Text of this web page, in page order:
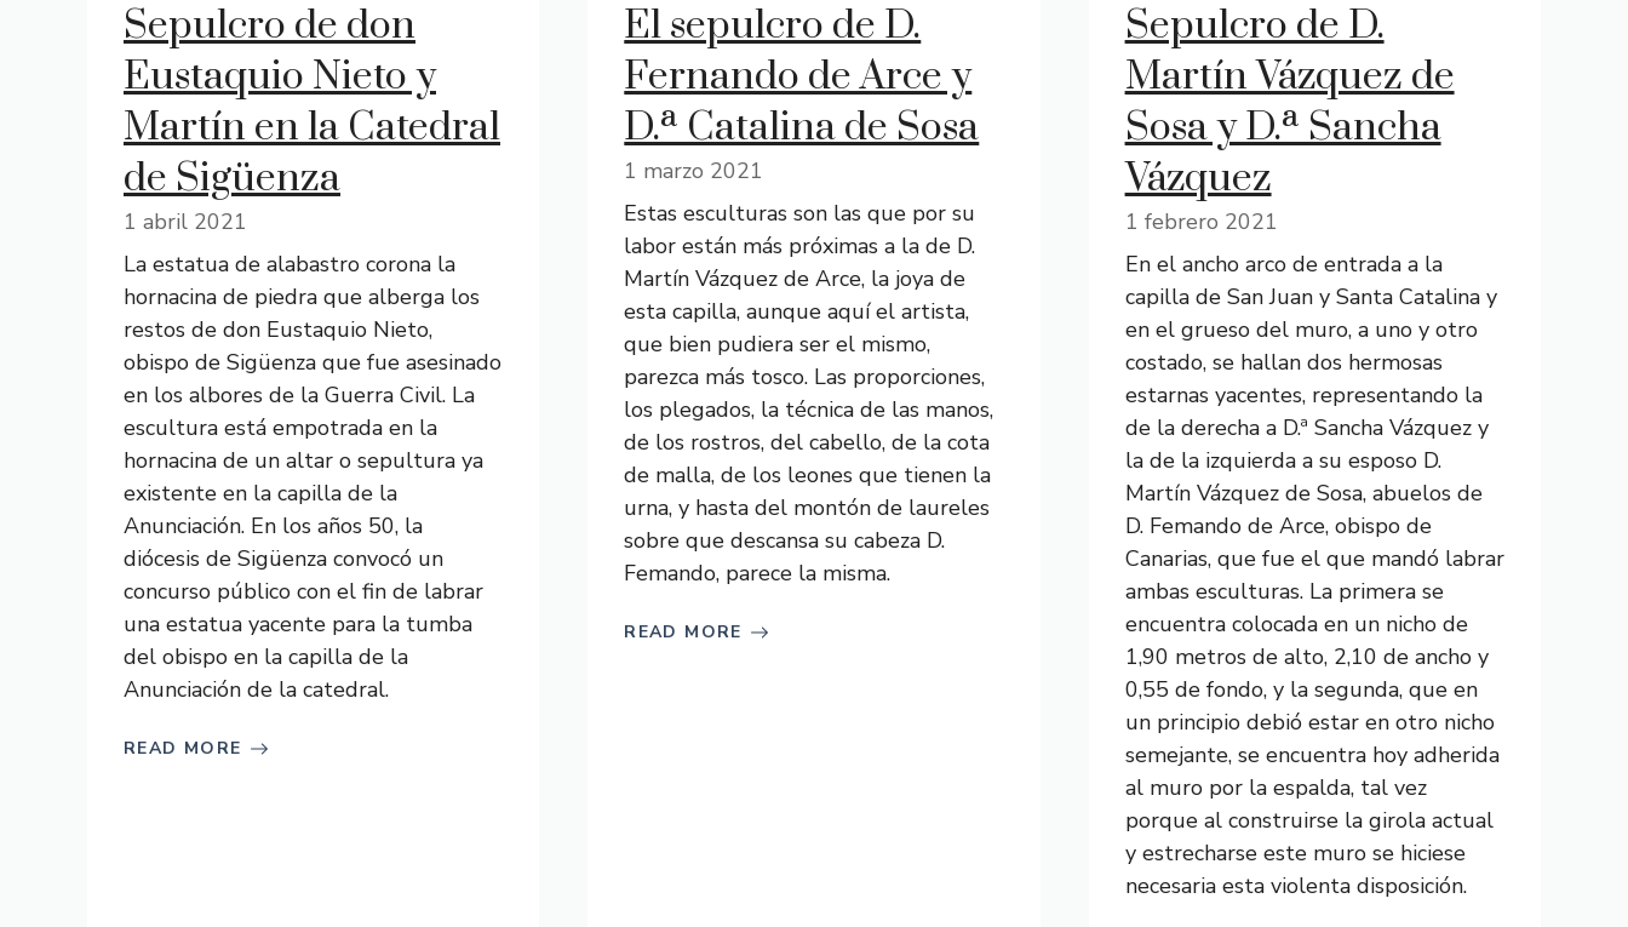
Sepulcro de don
Eustaquio Nieto y
Martín en la Catedral
de Sigüenza
1 abril 2021
La estatua de alabastro corona la
hornacina de piedra que alberga los
restos de don Eustaquio Nieto,
obispo de Sigüenza que fue asesinado
en los albores de la Guerra Civil. La
escultura está empotrada en la
hornacina de un altar o sepultura ya
existente en la capilla de la
Anunciación. En los años 50, la
diócesis de Sigüenza convocó un
concurso público con el fin de labrar
una estatua yacente para la tumba
del obispo en la capilla de la
Anunciación de la catedral.
READ MORE
El sepulcro de D.
Fernando de Arce y
D.ª Catalina de Sosa
1 marzo 2021
Estas esculturas son las que por su
labor están más próximas a la de D.
Martín Vázquez de Arce, la joya de
esta capilla, aunque aquí el artista,
que bien pudiera ser el mismo,
parezca más tosco. Las proporciones,
los plegados, la técnica de las manos,
de los rostros, del cabello, de la cota
de malla, de los leones que tienen la
urna, y hasta del montón de laureles
sobre que descansa su cabeza D.
Femando, parece la misma.
READ MORE
Sepulcro de D.
Martín Vázquez de
Sosa y D.ª Sancha
Vázquez
1 febrero 2021
En el ancho arco de entrada a la
capilla de San Juan y Santa Catalina y
en el grueso del muro, a uno y otro
costado, se hallan dos hermosas
estarnas yacentes, representando la
de la derecha a D.ª Sancha Vázquez y
la de la izquierda a su esposo D.
Martín Vázquez de Sosa, abuelos de
D. Femando de Arce, obispo de
Canarias, que fue el que mandó labrar
ambas esculturas. La primera se
encuentra colocada en un nicho de
1,90 metros de alto, 2,10 de ancho y
0,55 de fondo, y la segunda, que en
un principio debió estar en otro nicho
semejante, se encuentra hoy adherida
al muro por la espalda, tal vez
porque al construirse la girola actual
y estrecharse este muro se hiciese
necesaria esta violenta disposición.